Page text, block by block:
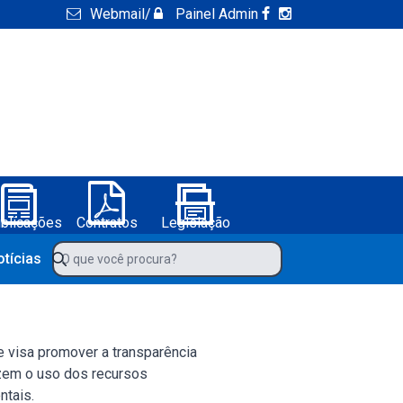
Webmail/ Painel Admin
Contratos
Legislação
de Boa Vista do Tupim-BA
O que você procura?
visa promover a transparência
o uso dos recursos